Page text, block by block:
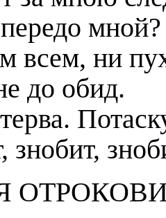
мной?
всем, ни
до обид.
знобит,